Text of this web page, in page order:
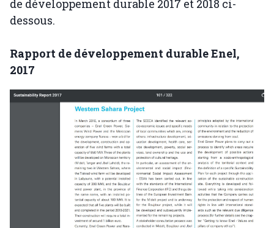
de développement durable 2017 et 2018 ci-
dessous.
Rapport de développement durable Enel,
2017